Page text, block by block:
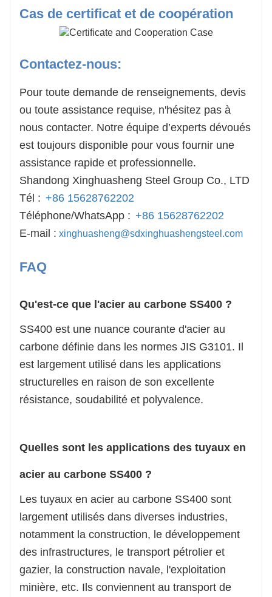
Cas de certificat et de coopération
Contactez-nous:
Pour toute demande de renseignements, devis
ou toute assistance requise, n'hésitez pas à
nous contacter. Notre équipe d’experts dévoués
est toujours disponible pour vous fournir une
assistance rapide et professionnelle.
Shandong Xinghuasheng Steel Group Co., LTD
Tél : +86 15628762202
Téléphone/WhatsApp : +86 15628762202
E-mail : xinghuasheng@sdxinghuashengsteel.com
FAQ
Qu'est-ce que l'acier au carbone SS400 ?
SS400 est une nuance courante d'acier au
carbone définie dans les normes JIS G3101. Il
est largement utilisé dans les applications
structurelles en raison de son excellente
résistance, soudabilité et polyvalence.
Quelles sont les applications des tuyaux en
acier au carbone SS400 ?
Les tuyaux en acier au carbone SS400 sont
largement utilisés dans diverses industries,
notamment la construction, le développement
des infrastructures, le transport pétrolier et
gazier, la construction navale, l'exploitation
minière, etc. Ils conviennent au transport de